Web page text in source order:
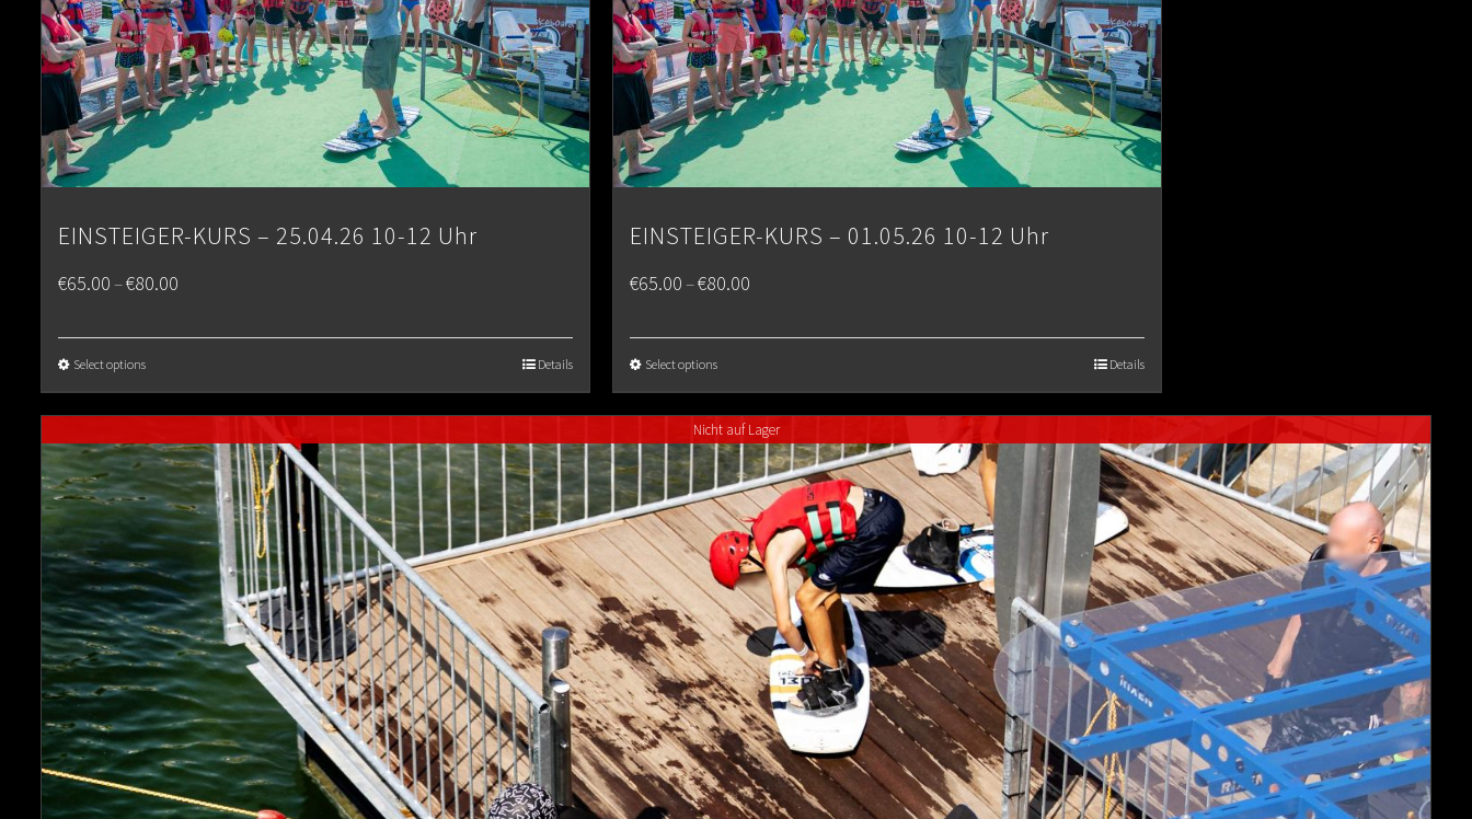
EINSTEIGER-KURS – 25.04.26 10-12 Uhr
€65.00–€80.00
€80.00
Select options Details
EINSTEIGER-KURS – 01.05.26 10-12 Uhr
€65.00–€80.00
€80.00
Select options Details
Nicht auf Lager